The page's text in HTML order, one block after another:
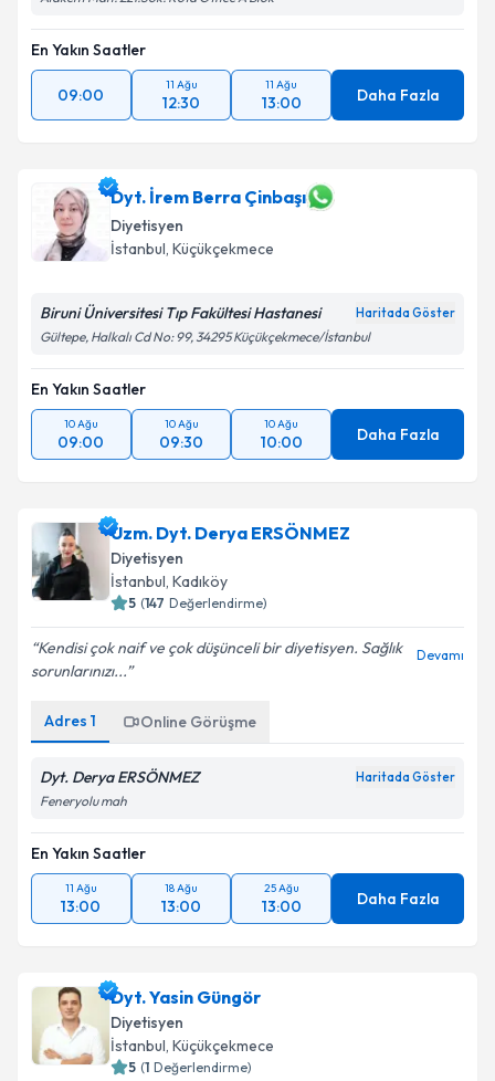
En Yakın Saatler
09:00
11 Ağu
12:30
11 Ağu
13:00 Daha Fazla
Dyt. İrem Berra Çinbaşı
Diyetisyen
İstanbul, Küçükçekmece
Biruni Üniversitesi Tıp Fakültesi Hastanesi Haritada Göster
Gültepe, Halkalı Cd No: 99, 34295 Küçükçekmece/İstanbul
En Yakın Saatler
10 Ağu
09:00
10 Ağu
09:30
10 Ağu
10:00 Daha Fazla
Uzm. Dyt. Derya ERSÖNMEZ
Diyetisyen
İstanbul, Kadıköy
5 (147 Değerlendirme)
Kendisi çok naif ve çok düşünceli bir diyetisyen. Sağlık
sorunlarınızı...
Devamı
Adres 1 Online Görüşme
Dyt. Derya ERSÖNMEZ Haritada Göster
Feneryolu mah
En Yakın Saatler
11 Ağu
13:00
18 Ağu
13:00
25 Ağu
13:00 Daha Fazla
Dyt. Yasin Güngör
Diyetisyen
İstanbul, Küçükçekmece
5 (1 Değerlendirme)